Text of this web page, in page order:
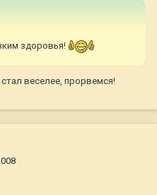
здоровья!
веселее, прорвемся!